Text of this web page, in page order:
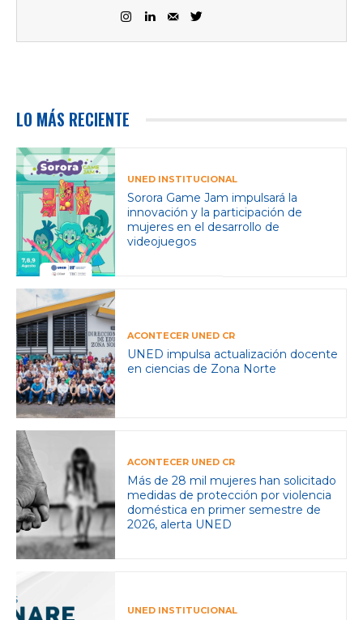
LO MÁS RECIENTE
UNED INSTITUCIONAL
Sorora Game Jam impulsará la
innovación y la participación de
mujeres en el desarrollo de
videojuegos
ACONTECER UNED CR
UNED impulsa actualización docente
en ciencias de Zona Norte
ACONTECER UNED CR
Más de 28 mil mujeres han solicitado
medidas de protección por violencia
doméstica en primer semestre de
2026, alerta UNED
UNED INSTITUCIONAL